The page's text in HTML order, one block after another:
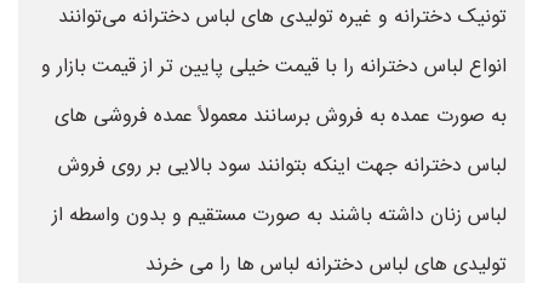
تونیک دخترانه و غیره تولیدی های لباس دخترانه می‌توانند
انواع لباس دخترانه را با قیمت خیلی پایین تر از قیمت بازار و
به صورت عمده به فروش برسانند معمولاً عمده فروشی های
لباس دخترانه جهت اینکه بتوانند سود بالایی بر روی فروش
لباس زنان داشته باشند به صورت مستقیم و بدون واسطه از
تولیدی های لباس دخترانه لباس ها را می خرند